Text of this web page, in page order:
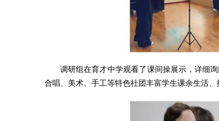
调研组在育才中学观看了课间操展示，详细
合唱、美术、手工等特色社团丰富学生课余生活